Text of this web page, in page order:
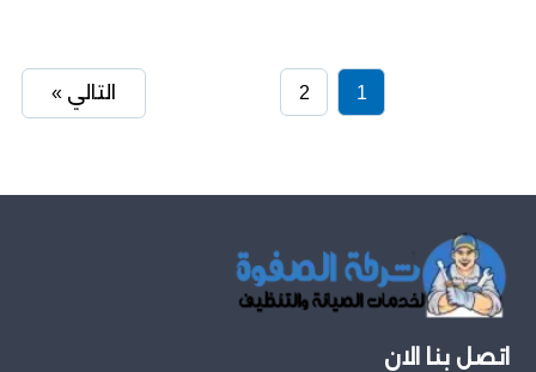
1
2 التالي »
اتصل بنا الان